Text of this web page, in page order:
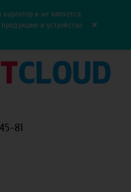
0
и не является
и устройства
×
81